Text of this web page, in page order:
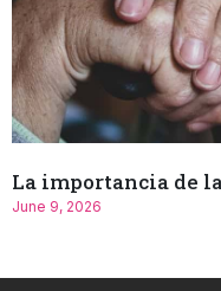
La importancia de
June 9, 2026